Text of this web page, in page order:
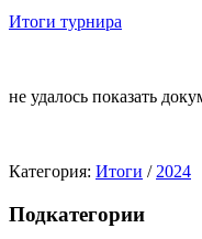
Итоги турнира
не удалось показать
Категория: Итоги / 2024
Подкатегории